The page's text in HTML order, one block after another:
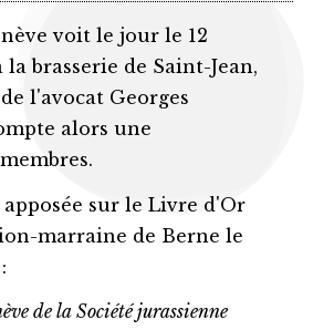
voit le jour le 12
la brasserie de Saint-Jean,
l'avocat Georges
alors une
sur le Livre d'Or
marraine de Berne le
de la Société jurassienne